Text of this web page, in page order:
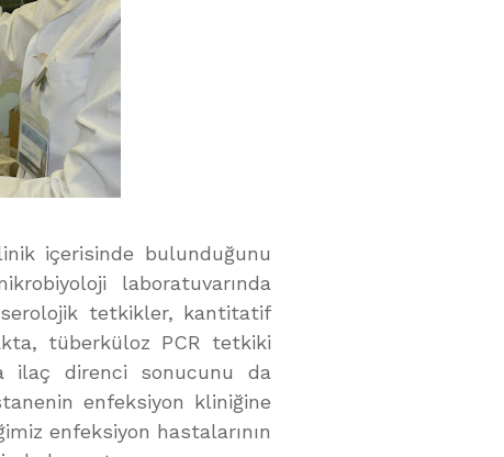
içerisinde bulunduğunu
laboratuvarında
tetkikler, kantitatif
tüberküloz PCR tetkiki
ilaç direnci sonucunu da
enfeksiyon kliniğine
enfeksiyon hastalarının